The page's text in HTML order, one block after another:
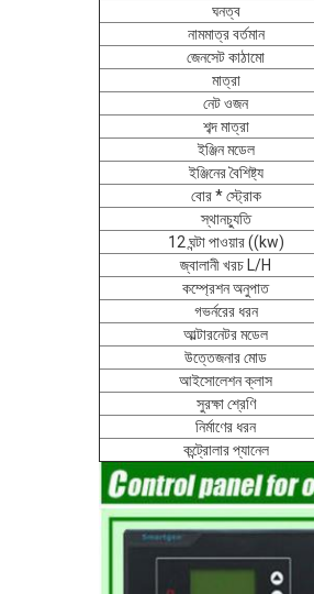
ঘনত্ব
নামমাত্র বর্তমান
জেনসেট কাঠামো
মাত্রা
নেট ওজন
শব্দ মাত্রা
ইঞ্জিন মডেল
ইঞ্জিনের বৈশিষ্ট্য
বোর * স্ট্রোক
স্থানচ্যুতি
12 ঘন্টা পাওয়ার ((kw)
জ্বালানী খরচ L/H
কম্প্রেশন অনুপাত
গভর্নরের ধরন
আল্টারনেটর মডেল
উত্তেজনার মোড
আইসোলেশন ক্লাস
সুরক্ষা শ্রেণি
নির্মাণের ধরন
কন্ট্রোলার প্যানেল